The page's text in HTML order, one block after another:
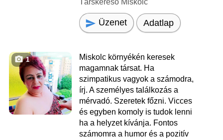
Társkereső Miskolc
Üzenet Adatlap
1
Miskolc környékén keresek
magamnak társat. Ha
szimpatikus vagyok a számodra,
írj. A személyes találkozás a
mérvadó. Szeretek főzni. Vicces
és egyben komoly is tudok lenni
ha a helyzet kívánja. Fontos
számomra a humor és a pozitív